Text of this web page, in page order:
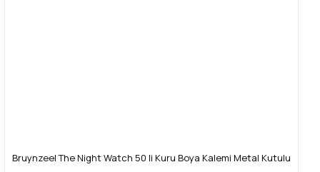
Bruynzeel The Night Watch 50 li Kuru Boya Kalemi Metal Kutulu